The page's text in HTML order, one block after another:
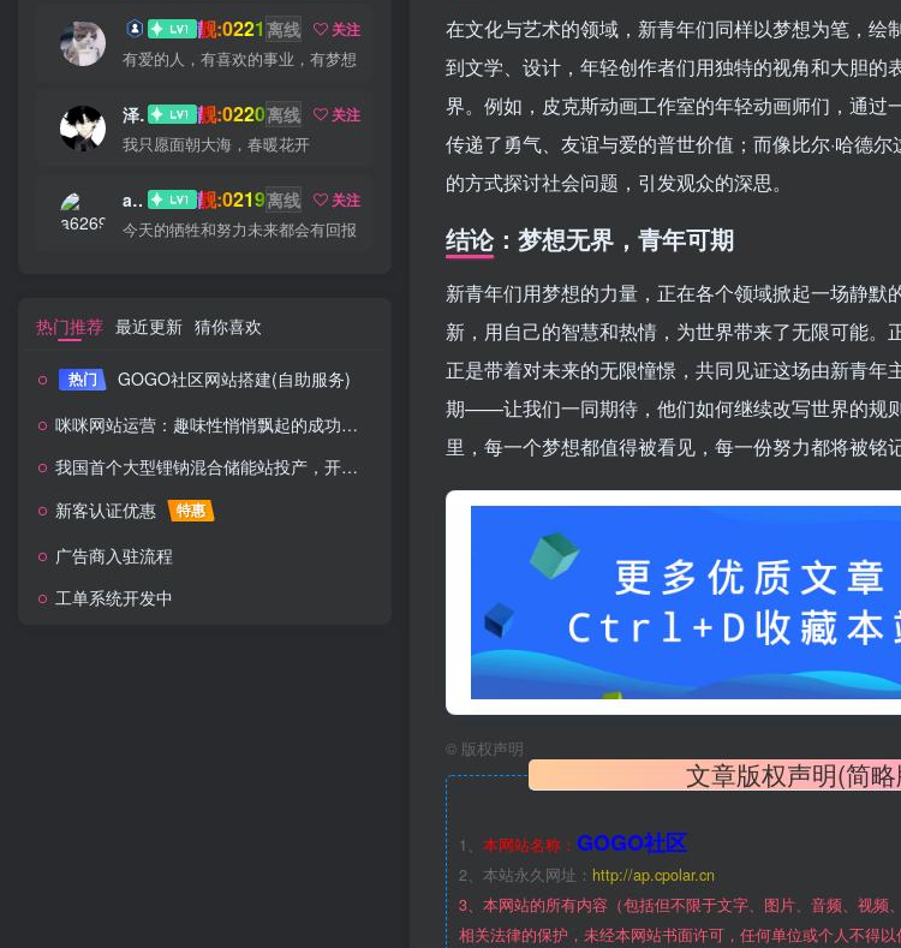
猫小白 靓:0221 离线
关注
有爱的人，有喜欢的事业，有梦想
泽宇 靓:0220离线
关注
我只愿面朝大海，春暖花开
a626911 靓:0219离线
关注
今天的牺牲和努力未来都会有回报
热门推荐 最近更新 猜你喜欢
热门
GOGO社区网站搭建(自助服务)
咪咪网站运营：趣味性悄悄飘起的成功风头
我国首个大型锂钠混合储能站投产，开启储能新时代
新客认证优惠
特惠
广告商入驻流程
工单系统开发中
在文化与艺术的领域，新青年们同样以梦想为笔，绘
到文学、设计，年轻创作者们用独特的视角和大胆的
界。例如，皮克斯动画工作室的年轻动画师们，通过
传递了勇气、友谊与爱的普世价值；而像比尔·哈德
的方式探讨社会问题，引发观众的深思。
结论：梦想无界，青年可期
新青年们用梦想的力量，正在各个领域掀起一场静默
新，用自己的智慧和热情，为世界带来了无限可能。
正是带着对未来的无限憧憬，共同见证这场由新青年
期——让我们一同期待，他们如何继续改写世界的规
里，每一个梦想都值得被看见，每一份努力都将被铭记
© 版权声明
文章版权声明(简
1、 本网站名称： GOGO社区
2、本站永久网址： http://ap.cpolar.cn
3、本网站的所有内容（包括但不限于文字、图片、音频、视频
相关法律的保护，未经本网站书面许可，任何单位或个人不得